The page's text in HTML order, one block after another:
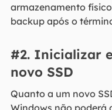
armazenamento
backup após o
#2. Inicializar
novo SSD
Quanto a um novo